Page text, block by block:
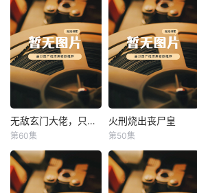
无敌玄门大佬，只听姐姐的话 无敌玄门大佬，只听姐姐的话
第60集
火刑烧出丧尸皇
火刑烧出丧尸皇
第50集